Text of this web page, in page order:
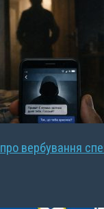
вербування